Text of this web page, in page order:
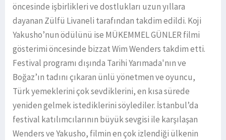
öncesinde işbirlikleri ve dostlukları uzun yıllara
dayanan Zülfü Livaneli tarafından takdim edildi. Koji
Yakusho’nun ödülünü ise MÜKEMMEL GÜNLER filmi
gösterimi öncesinde bizzat Wim Wenders takdim etti.
Festival programı dışında Tarihi Yarımada'nın ve
Boğaz’ın tadını çıkaran ünlü yönetmen ve oyuncu,
Türk yemeklerini çok sevdiklerini, en kısa sürede
yeniden gelmek istediklerini söylediler. İstanbul’da
festival katılımcılarının büyük sevgisi ile karşılaşan
Wenders ve Yakusho, filmin en çok izlendiği ülkenin